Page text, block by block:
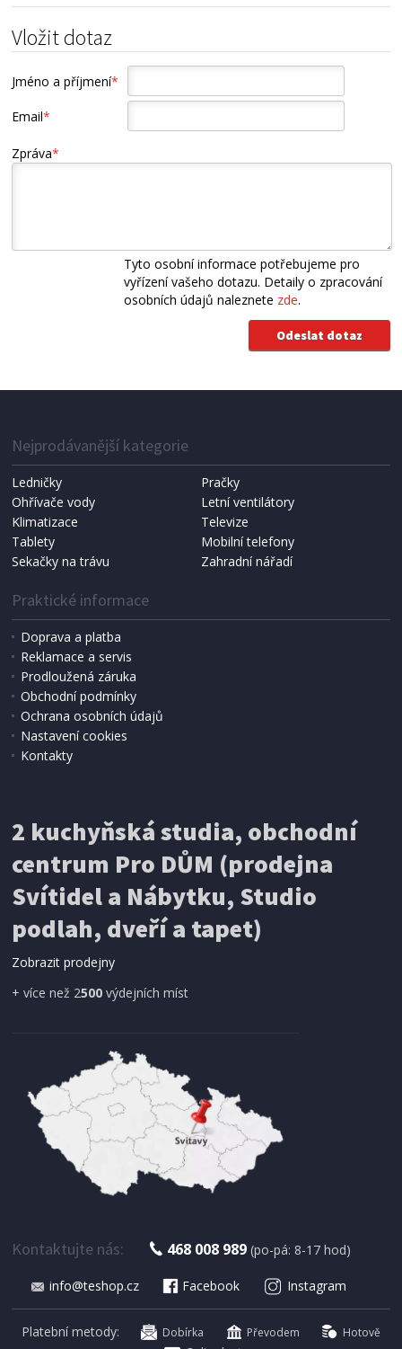
Vložit dotaz
Jméno a příjmení*
Email*
Zpráva*
Tyto osobní informace potřebujeme pro
vyřízení vašeho dotazu. Detaily o zpracování
osobních údajů naleznete zde.
Nejprodávanější kategorie
Ledničky
Pračky
Ohřívače vody
Letní ventilátory
Klimatizace
Televize
Tablety
Mobilní telefony
Sekačky na trávu
Zahradní nářadí
Praktické informace
Doprava a platba
Reklamace a servis
Prodloužená záruka
Obchodní podmínky
Ochrana osobních údajů
Nastavení cookies
Kontakty
2 kuchyňská studia, obchodní
centrum Pro DŮM (prodejna
Svítidel a Nábytku, Studio
podlah, dveří a tapet)
Zobrazit prodejny
+ více než 2500 výdejních míst
Kontaktujte nás: 468 008 989 (po-pá: 8-17 hod)
info@teshop.cz Facebook Instagram
Platební metody: Dobírka Převodem
Hotově